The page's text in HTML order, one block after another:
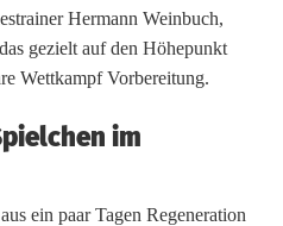
Hermann Weinbuch,
gezielt auf den Höhepunkt
Wettkampf Vorbereitung.
im
ein paar Tagen Regeneration